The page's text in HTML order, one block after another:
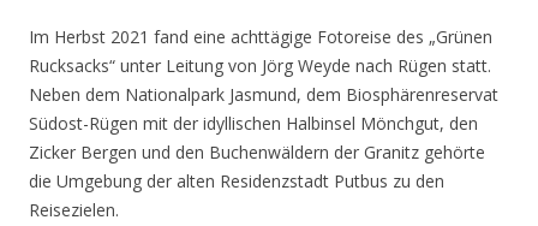
Im Herbst 2021 fand eine achttägige Fotoreise des „Grünen
Rucksacks“ unter Leitung von Jörg Weyde nach Rügen statt.
Neben dem Nationalpark Jasmund, dem Biosphärenreservat
Südost-Rügen mit der idyllischen Halbinsel Mönchgut, den
Zicker Bergen und den Buchenwäldern der Granitz gehörte
die Umgebung der alten Residenzstadt Putbus zu den
Reisezielen.